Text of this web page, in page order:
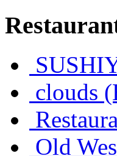
clouds
Old